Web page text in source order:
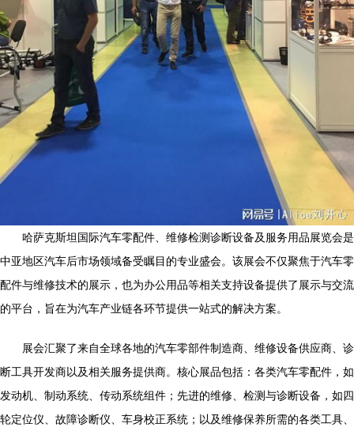
哈萨克斯坦国际汽车零配件、维修检测诊断设备及服务用品展览会是
中亚地区汽车后市场领域备受瞩目的专业盛会。该展会不仅聚焦于汽车零
配件与维修技术的展示，也为办公用品等相关支持设备提供了展示与交流
的平台，旨在为汽车产业链各环节提供一站式的解决方案。
展会汇聚了来自全球各地的汽车零部件制造商、维修设备供应商、诊
断工具开发商以及相关服务提供商。核心展品包括：各类汽车零配件，如
发动机、制动系统、传动系统组件；先进的维修、检测与诊断设备，如四
轮定位仪、故障诊断仪、车身校正系统；以及维修保养所需的各类工具、